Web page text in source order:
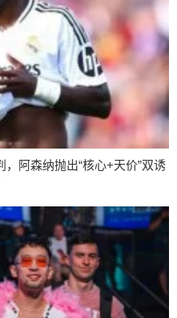
阿森纳抛出“核心+天价”双诱